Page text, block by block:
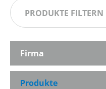
PRODUKTE FILTERN
HERSTELLER
Firma
Produkte